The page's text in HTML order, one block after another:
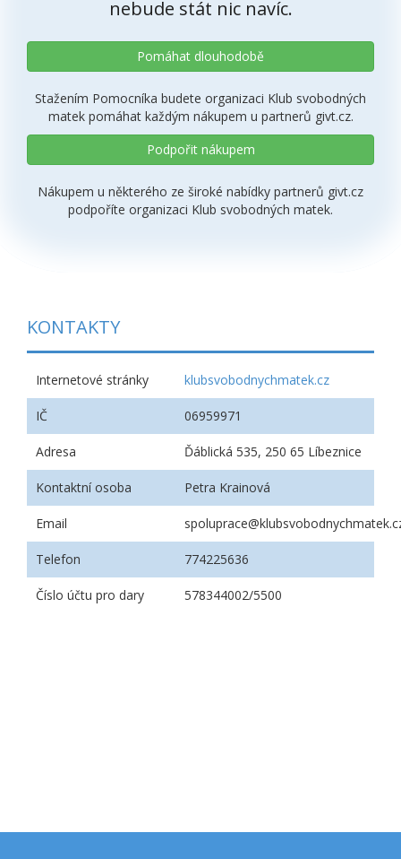
nebude stát nic navíc.
Pomáhat dlouhodobě
Stažením Pomocníka budete organizaci Klub svobodných
matek pomáhat každým nákupem u partnerů givt.cz.
Podpořit nákupem
Nákupem u některého ze široké nabídky partnerů givt.cz
podpoříte organizaci Klub svobodných matek.
KONTAKTY
Internetové stránky klubsvobodnychmatek.cz
IČ 06959971
Adresa Ďáblická 535, 250 65 Líbeznice
Kontaktní osoba Petra Krainová
Email
Telefon 774225636
Číslo účtu pro dary 578344002/5500